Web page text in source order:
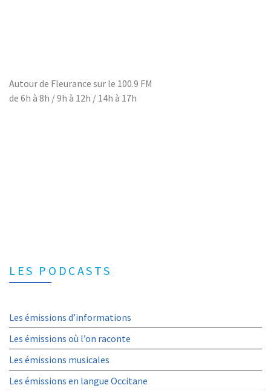
Autour de Fleurance sur le 100.9 FM
de 6h à 8h / 9h à 12h / 14h à 17h
LES PODCASTS
Les émissions d’informations
Les émissions où l’on raconte
Les émissions musicales
Les émissions en langue Occitane